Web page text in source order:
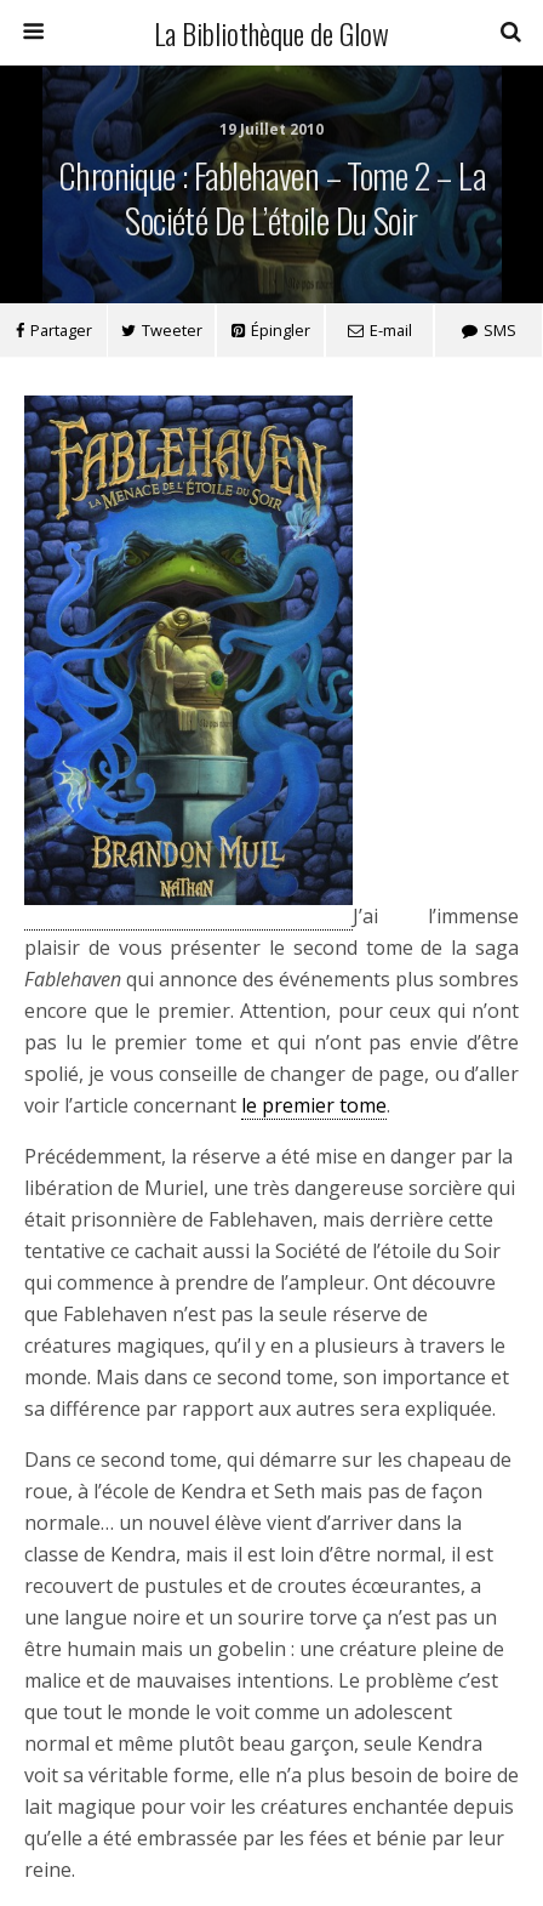
La Bibliothèque de Glow
19 Juillet 2010
Chronique : Fablehaven – Tome 2 – La
Société De L’étoile Du Soir
Partager Tweeter Épingler E-mail SMS
J’ai l’immense
plaisir de vous présenter le second tome de la saga
Fablehavenqui annonce des événements plus sombres
encore que le premier. Attention, pour ceux qui n’ont
pas lu le premier tome et qui n’ont pas envie d’être
spolié, je vous conseille de changer de page, ou d’aller
voir l’article concernant le premier tome.
Précédemment, la réserve a été mise en danger par la
libération de Muriel, une très dangereuse sorcière qui
était prisonnière de Fablehaven, mais derrière cette
tentative ce cachait aussi la Société de l’étoile du Soir
qui commence à prendre de l’ampleur. Ont découvre
que Fablehaven n’est pas la seule réserve de
créatures magiques, qu’il y en a plusieurs à travers le
monde. Mais dans ce second tome, son importance et
sa différence par rapport aux autres sera expliquée.
Dans ce second tome, qui démarre sur les chapeau de
roue, à l’école de Kendra et Seth mais pas de façon
normale… un nouvel élève vient d’arriver dans la
classe de Kendra, mais il est loin d’être normal, il est
recouvert de pustules et de croutes écœurantes, a
une langue noire et un sourire torve ça n’est pas un
être humain mais un gobelin : une créature pleine de
malice et de mauvaises intentions. Le problème c’est
que tout le monde le voit comme un adolescent
normal et même plutôt beau garçon, seule Kendra
voit sa véritable forme, elle n’a plus besoin de boire de
lait magique pour voir les créatures enchantée depuis
qu’elle a été embrassée par les fées et bénie par leur
reine.